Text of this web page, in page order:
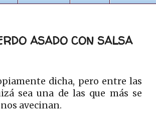
ASADO CON SALSA
dicha, pero entre las
sea una de las que más se
avecinan.